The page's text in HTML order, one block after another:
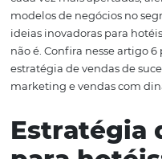
objetivo de aumentar a
rentabilidade, em um
transformações
conseguir elevar as
crescente?
cada vez mais
modelos de negócios